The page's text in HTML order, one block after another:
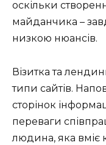
оскільки
майданчика –
низкою нюансів.
Візитка та
типи сайтів.
сторінок
переваги
людина, яка вміє